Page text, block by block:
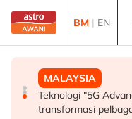
Skip to main content
BM | EN
SUKAN
Mohamed Salah
semusim
MALAYSIA
Berita tempatan
MALAYSIA
Teknologi "5G
transformasi